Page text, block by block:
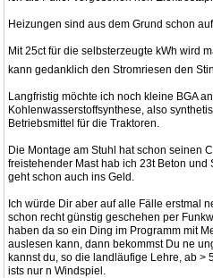
Heizungen sind aus dem Grund schon
Mit 25ct für die selbsterzeugte kWh wird
kann gedanklich den Stromriesen den
Langfristig möchte ich noch kleine BGA
Kohlenwasserstoffsynthese, also
Betriebsmittel für die Traktoren.
Die Montage am Stuhl hat schon seinen
freistehender Mast hab ich 23t Beton
geht schon auch ins Geld.
Ich würde Dir aber auf alle Fälle erstmal
schon recht günstig geschehen per
haben da so ein Ding im Programm mit
auslesen kann, dann bekommst Du ne
kannst du, so die landläufige Lehre, ab >
ists nur n Windspiel.